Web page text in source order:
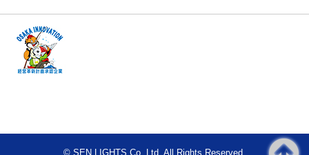
© SEN LIGHTS Co.,Ltd. All Rights Reserved.